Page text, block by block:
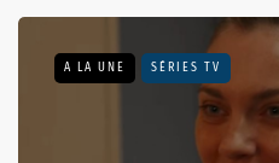
A LA UNE SÉRIES TV